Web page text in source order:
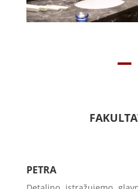
PETRA